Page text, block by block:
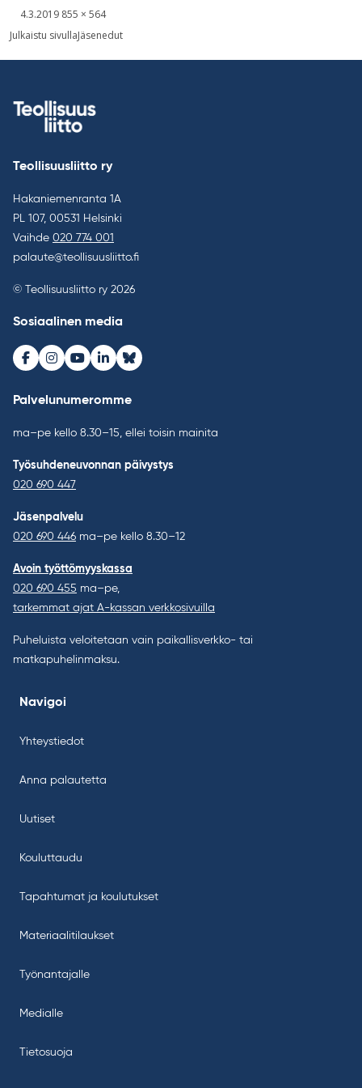
Kirjoitettu
4.3.2019 Täysikokoinen
855 × 564
Artikkelien
Julkaistu sivullaJäsenedut
Teollisuusliitto ry
Hakaniemenranta 1A
PL 107, 00531 Helsinki
Vaihde 020 774 001
palaute@teollisuusliitto.fi
© Teollisuusliitto ry 2026
Sosiaalinen media
Facebook
Instagram
Youtube
LinkedInBluesky
Palvelunumeromme
ma–pe kello 8.30–15, ellei toisin mainita
Työsuhdeneuvonnan päivystys
020 690 447
Jäsenpalvelu
020 690 446 ma–pe kello 8.30–12
Avoin työttömyyskassa
020 690 455 ma–pe,
tarkemmat ajat A-kassan verkkosivuilla
Puheluista veloitetaan vain paikallisverkko- tai
matkapuhelinmaksu.
Navigoi
Yhteystiedot
Anna palautetta
Uutiset
Kouluttaudu
Tapahtumat ja koulutukset
Materiaalitilaukset
Työnantajalle
Medialle
Tietosuoja